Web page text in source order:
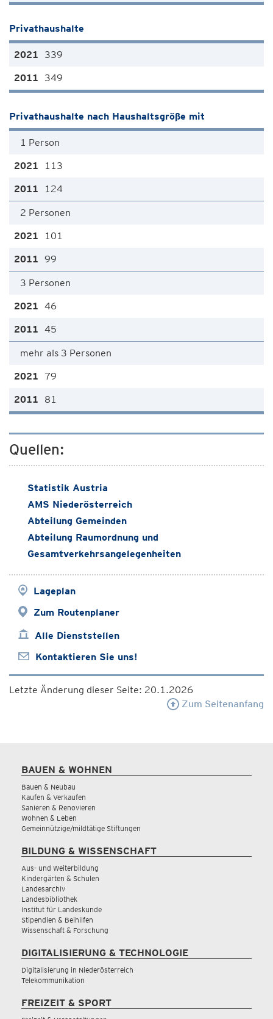
Privathaushalte
339
349
Privathaushalte nach Haushaltsgröße mit
1 Person
113
124
2 Personen
101
99
3 Personen
46
45
mehr als 3 Personen
79
81
Quellen:
Statistik Austria
AMS Niederösterreich
Abteilung Gemeinden
Abteilung Raumordnung und
Gesamtverkehrsangelegenheiten
Lageplan
Zum Routenplaner
Alle Dienststellen
Kontaktieren Sie uns!
Letzte Änderung dieser Seite: 20.1.2026
Zum Seitenanfang
BAUEN & WOHNEN
Bauen & Neubau
Kaufen & Verkaufen
Sanieren & Renovieren
Wohnen & Leben
Gemeinnützige/mildtätige Stiftungen
BILDUNG & WISSENSCHAFT
Aus- und Weiterbildung
Kindergärten & Schulen
Landesarchiv
Landesbibliothek
Institut für Landeskunde
Stipendien & Beihilfen
Wissenschaft & Forschung
DIGITALISIERUNG & TECHNOLOGIE
Digitalisierung in Niederösterreich
Telekommunikation
FREIZEIT & SPORT